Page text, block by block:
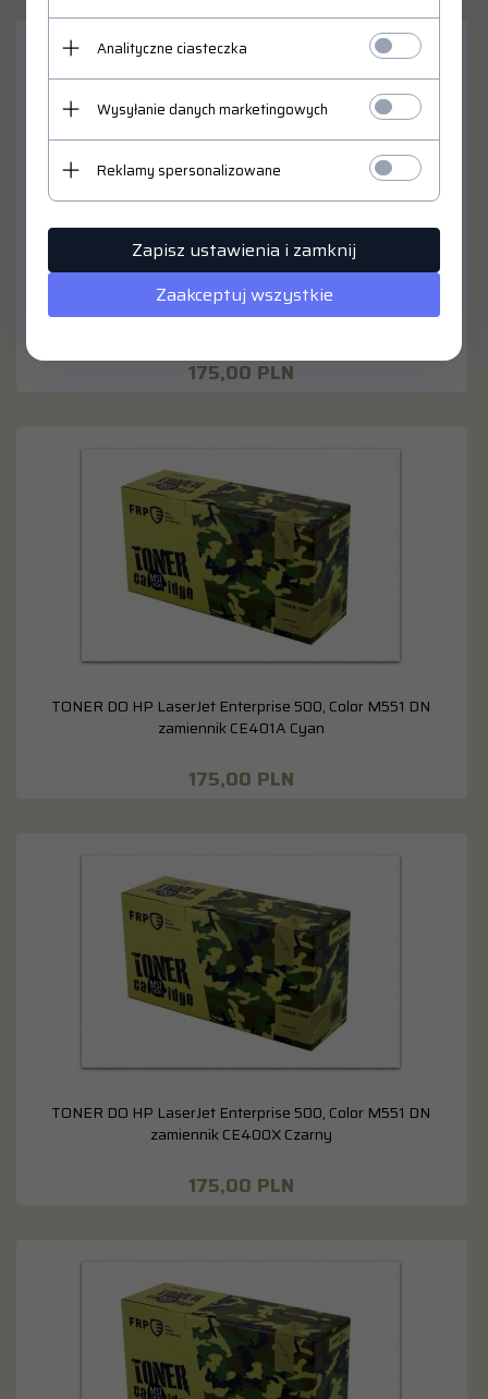
TONER DO HP LaserJet Enterprise 500, Color M551 DN
zamiennik CE402A Yellow
175,00 PLN
TONER DO HP LaserJet Enterprise 500, Color M551 DN
zamiennik CE401A Cyan
175,00 PLN
TONER DO HP LaserJet Enterprise 500, Color M551 DN
zamiennik CE400X Czarny
175,00 PLN
Analityczne ciasteczka
Wysyłanie danych marketingowych
Reklamy spersonalizowane
Zapisz ustawienia i zamknij
Zaakceptuj wszystkie